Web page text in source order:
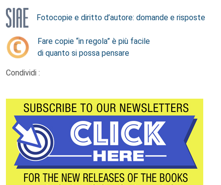
Fotocopie e diritto d’autore: domande e risposte
Fare copie “in regola” è più facile
di quanto si possa pensare
Condividi :